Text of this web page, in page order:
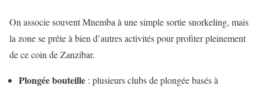
On associe souvent Mnemba à une simple sortie snorkeling, mais
la zone se prête à bien d’autres activités pour profiter pleinement
de ce coin de Zanzibar.
Plongée bouteille : plusieurs clubs de plongée basés à